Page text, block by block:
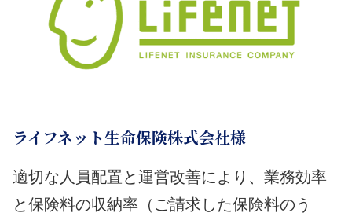
ライフネット生命保険株式会社様
適切な人員配置と運営改善により、業務効率
と保険料の収納率（ご請求した保険料のう